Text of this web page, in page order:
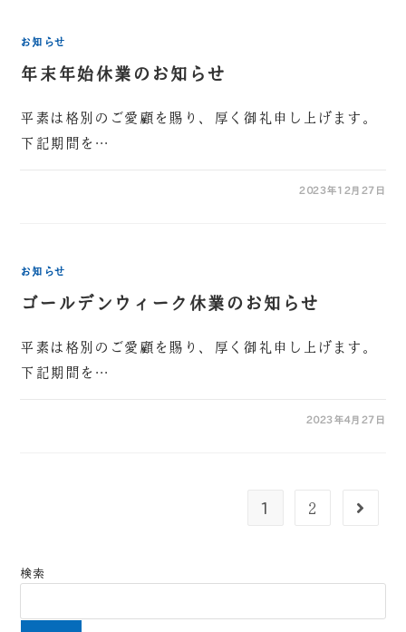
お知らせ
年末年始休業のお知らせ
平素は格別のご愛顧を賜り、厚く御礼申し上げます。
下記期間を…
2023年12月27日
お知らせ
ゴールデンウィーク休業のお知らせ
平素は格別のご愛顧を賜り、厚く御礼申し上げます。
下記期間を…
2023年4月27日
1 2
検索